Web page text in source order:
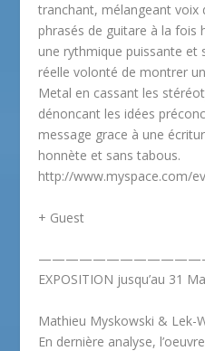
tranchant, mélangeant voix
phrasés de guitare à la fois
une rythmique puissante et
réelle volonté de montrer
Metal en cassant les
dénoncant les idées
message grace à une
honnète et sans tabous.
http://www.myspace.com/
+ Guest
EXPOSITION jusqu’au 31
Mathieu Myskowski & Lek-
En dernière analyse,